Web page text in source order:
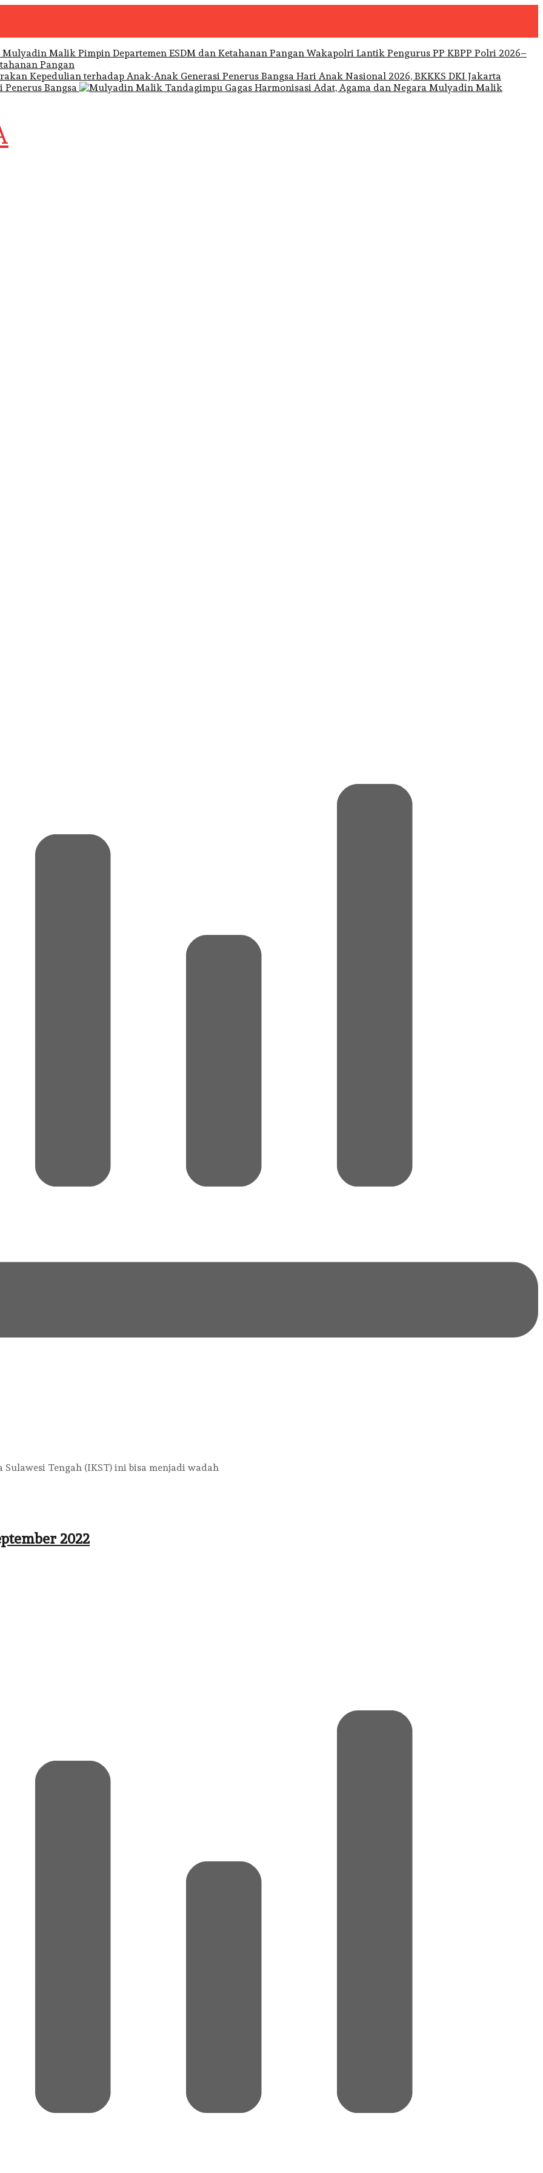
Wakapolri Lantik Pengurus PP KBPP Polri 2026–
Pangan
Hari Anak Nasional 2026, BKKKS DKI Jakarta
Bangsa
Mulyadin Malik
Sulawesi Tengah (IKST) ini bisa menjadi wadah
2022